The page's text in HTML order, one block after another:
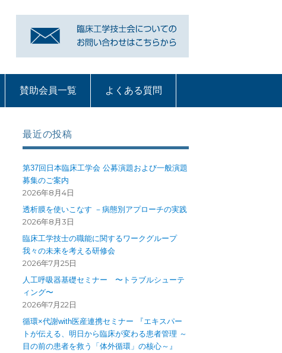
賛助会員一覧 よくある質問
最近の投稿
第37回日本臨床工学会 公募演題および一般演題
募集のご案内
2026年8月4日
透析膜を使いこなす －病態別アプローチの実践
2026年8月3日
臨床工学技士の職能に関するワークグループ
我々の未来を考える研修会
2026年7月25日
人工呼吸器基礎セミナー 〜トラブルシューテ
ィング〜
2026年7月22日
循環×代謝with医産連携セミナー 『エキスパー
トが伝える、明日から臨床が変わる患者管理 ～
目の前の患者を救う「体外循環」の核心～』